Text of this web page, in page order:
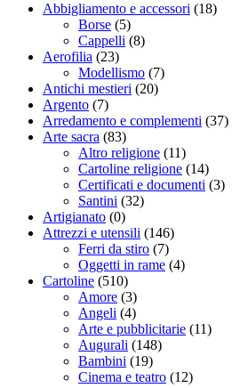
Abbigliamento e accessori (18)
Borse (5)
Cappelli (8)
Aerofilia (23)
Modellismo (7)
Antichi mestieri (20)
Argento (7)
Arredamento e complementi (37)
Arte sacra (83)
Altro religione (11)
Cartoline religione (14)
Certificati e documenti (3)
Santini (32)
Artigianato (0)
Attrezzi e utensili (146)
Ferri da stiro (7)
Oggetti in rame (4)
Cartoline (510)
Amore (3)
Angeli (4)
Arte e pubblicitarie (11)
Augurali (148)
Bambini (19)
Cinema e teatro (12)